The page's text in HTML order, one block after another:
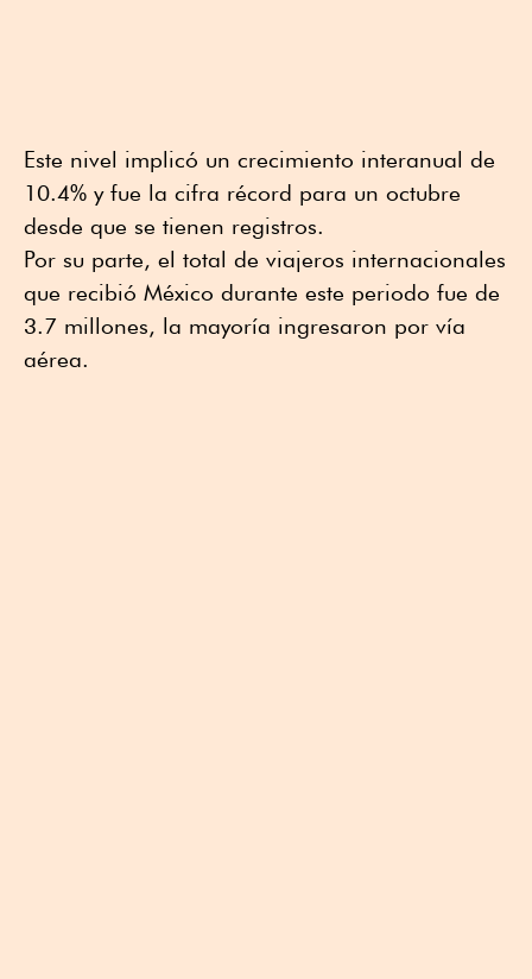
Este nivel implicó un crecimiento interanual de
10.4% y fue la cifra récord para un octubre
desde que se tienen registros.
Por su parte, el total de viajeros internacionales
que recibió México durante este periodo fue de
3.7 millones, la mayoría ingresaron por vía
aérea.